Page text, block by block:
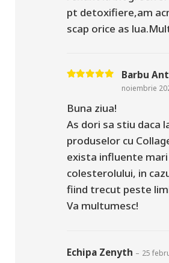
pt detoxifiere,am
scap orice as
5din 5
Barbu
noiembrie
Buna ziua!
As dori sa stiu daca
produselor cu
exista influente
colesterolului, in
fiind trecut peste
Va multumesc!
Echipa Zenyth – 25